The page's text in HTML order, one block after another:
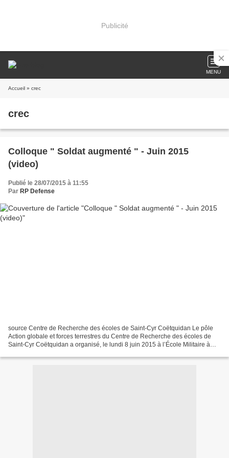
Publicité
MENU
Accueil » crec
crec
Colloque " Soldat augmenté " - Juin 2015
(video)
Publié le 28/07/2015 à 11:55
Par RP Defense
source Centre de Recherche des écoles de Saint-Cyr Coëtquidan Le pôle
Action globale et forces terrestres du Centre de Recherche des écoles de
Saint-Cyr Coëtquidan a organisé, le lundi 8 juin 2015 à l’École Militaire à